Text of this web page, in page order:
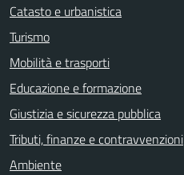
Catasto e urbanistica
Turismo
Mobilità e trasporti
Educazione e formazione
Giustizia e sicurezza pubblica
Tributi, finanze e contravvenzioni
Ambiente